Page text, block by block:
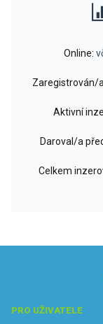
Online:
Zaregistrován/
Aktivní
Daroval/a
Celkem
PRO UŽIVATELE